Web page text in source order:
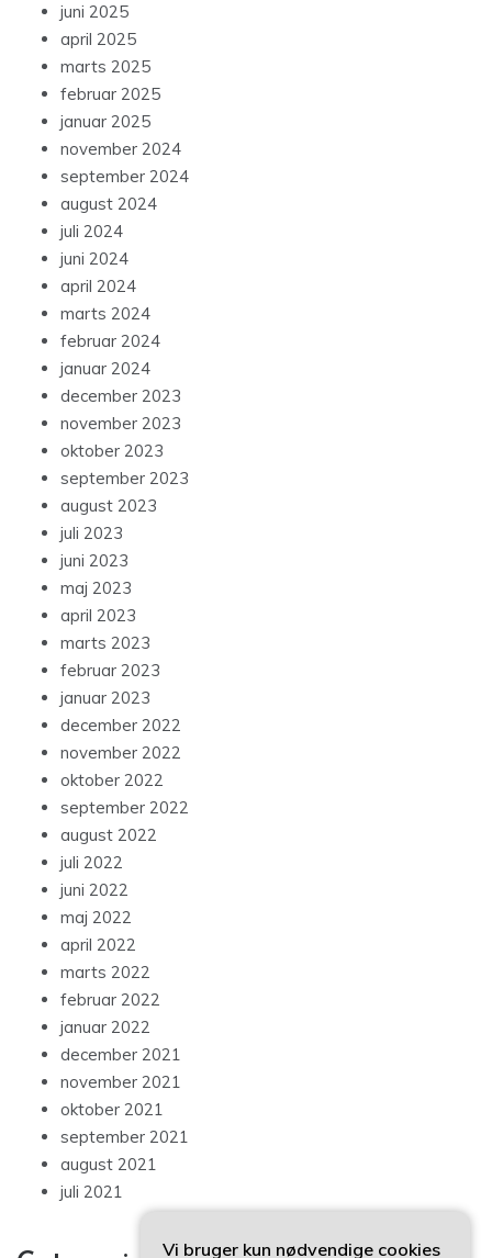
juni 2025
april 2025
marts 2025
februar 2025
januar 2025
november 2024
september 2024
august 2024
juli 2024
juni 2024
april 2024
marts 2024
februar 2024
januar 2024
december 2023
november 2023
oktober 2023
september 2023
august 2023
juli 2023
juni 2023
maj 2023
april 2023
marts 2023
februar 2023
januar 2023
december 2022
november 2022
oktober 2022
september 2022
august 2022
juli 2022
juni 2022
maj 2022
april 2022
marts 2022
februar 2022
januar 2022
december 2021
november 2021
oktober 2021
september 2021
august 2021
juli 2021
Vi bruger kun nødvendige cookies